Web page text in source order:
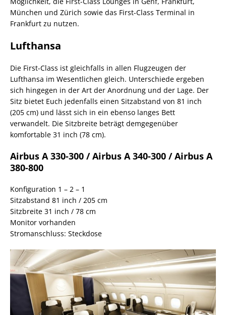
München und Zürich sowie das First-Class Terminal in
Frankfurt zu nutzen.
Lufthansa
Die First-Class ist gleichfalls in allen Flugzeugen der
Lufthansa im Wesentlichen gleich. Unterschiede ergeben
sich hingegen in der Art der Anordnung und der Lage. Der
Sitz bietet Euch jedenfalls einen Sitzabstand von 81 inch
(205 cm) und lässt sich in ein ebenso langes Bett
verwandelt. Die Sitzbreite beträgt demgegenüber
komfortable 31 inch (78 cm).
Airbus A 330-300 / Airbus A 340-300 / Airbus A
380-800
Konfiguration 1 – 2 – 1
Sitzabstand 81 inch / 205 cm
Sitzbreite 31 inch / 78 cm
Monitor vorhanden
Stromanschluss: Steckdose